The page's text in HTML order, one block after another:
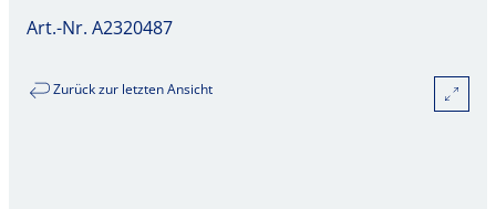
Art.-Nr. A2320487
Zurück zur letzten Ansicht